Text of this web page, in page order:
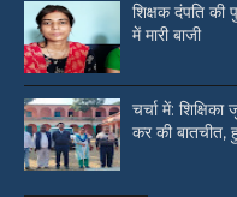
शिक्षक दंपति की
में मारी बाजी
चर्चा में:
कर की बातचीत,